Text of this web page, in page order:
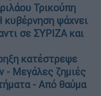
Τρικούπη
ψάχνει
σε ΣΥΡΙΖΑ και
κατέστρεψε
- Μεγάλες ζημιές
- Από θαύμα